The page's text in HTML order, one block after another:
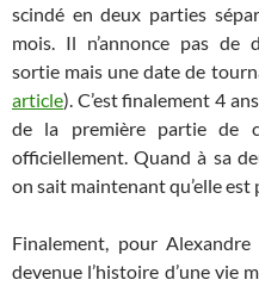
scindé en deux parties
mois. Il n’annonce pas de
sortie mais une date de
article). C’est finalement 4
de la première partie de
officiellement. Quand à sa
on sait maintenant qu’elle est
Finalement, pour
devenue l’histoire d’une vie